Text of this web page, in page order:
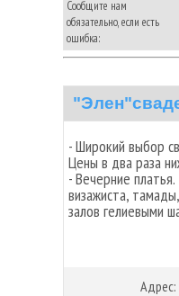
Сообщите нам
обязательно, если есть
ошибка:
- Широкий выбор
Цены в два раза
- Вечерние платья.
визажиста,
залов гелиевыми
Адрес: